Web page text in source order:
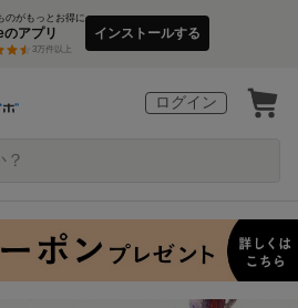
のがもっとお得に
アプリ
3万件以上
インストールする
ログイン